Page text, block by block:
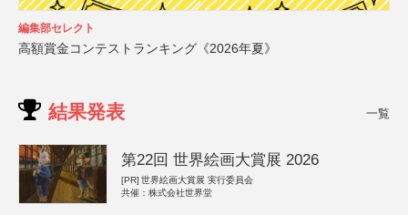
編集部セレクト
高額賞金コンテストランキング《2026年夏》
結果発表 一覧
第22回 世界絵画大賞展 2026
[PR] 世界絵画大賞展 実行委員会
共催：株式会社世界堂